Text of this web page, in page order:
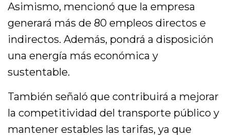
Asimismo, mencionó que la empresa
generará más de 80 empleos directos e
indirectos. Además, pondrá a disposición
una energía más económica y
sustentable.
También señaló que contribuirá a mejorar
la competitividad del transporte público y
mantener estables las tarifas, ya que